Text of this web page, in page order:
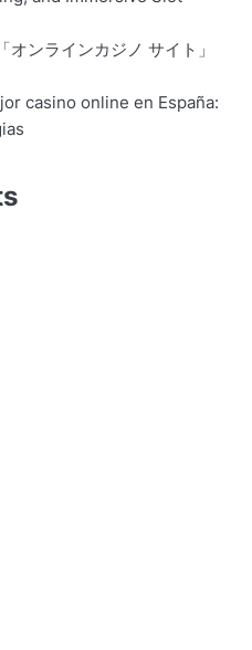
ンラインカジノ サイト」
casino online en España: